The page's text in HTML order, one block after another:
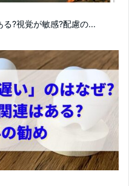
?視覚が敏感?配慮の...